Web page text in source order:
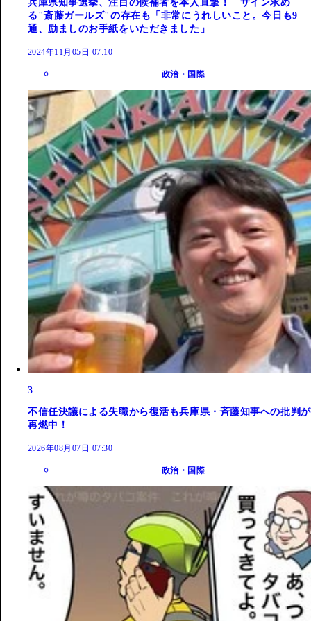
兵庫県知事選挙、注目の候補者を本人直撃！ サイン求め
る"斎藤ガールズ"の存在も「非常にうれしいこと。今日も9
通、励ましのお手紙をいただきました」
2024年11月05日 07:10
政治・国際
3
不信任決議による失職から復活も兵庫県・斉藤知事への批判が
再燃中！
2026年08月07日 07:30
政治・国際